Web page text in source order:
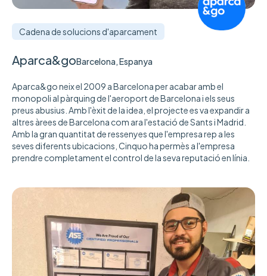
Cadena de solucions d'aparcament
Aparca&goBarcelona, Espanya
Aparca&go neix el 2009 a Barcelona per acabar amb el
monopoli al pàrquing de l'aeroport de Barcelona i els seus
preus abusius. Amb l'èxit de la idea, el projecte es va expandir a
altres àrees de Barcelona com ara l'estació de Sants i Madrid.
Amb la gran quantitat de ressenyes que l'empresa rep a les
seves diferents ubicacions, Cinquo ha permès a l'empresa
prendre completament el control de la seva reputació en línia.